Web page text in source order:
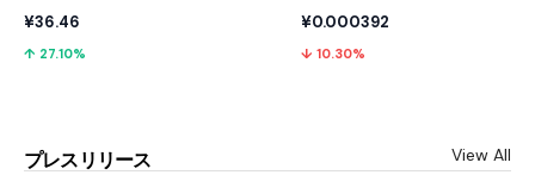
¥36.46
↑ 27.10%
¥0.000392
↓ 10.30%
プレスリリース View All